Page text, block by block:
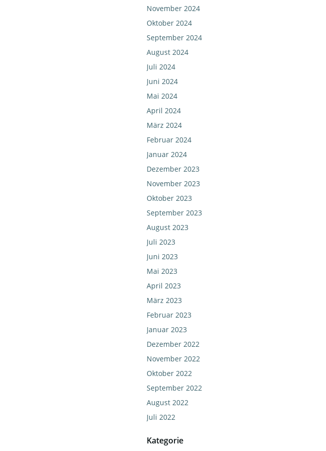
November 2024
Oktober 2024
September 2024
August 2024
Juli 2024
Juni 2024
Mai 2024
April 2024
März 2024
Februar 2024
Januar 2024
Dezember 2023
November 2023
Oktober 2023
September 2023
August 2023
Juli 2023
Juni 2023
Mai 2023
April 2023
März 2023
Februar 2023
Januar 2023
Dezember 2022
November 2022
Oktober 2022
September 2022
August 2022
Juli 2022
Kategorie